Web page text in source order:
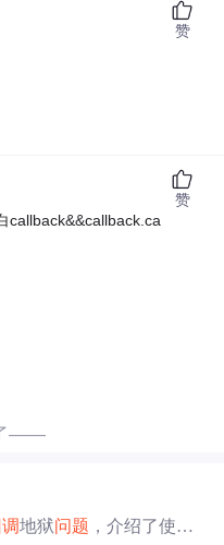
赞
callback&&callback.ca
赞
——
调地狱问题 ，介绍了使用